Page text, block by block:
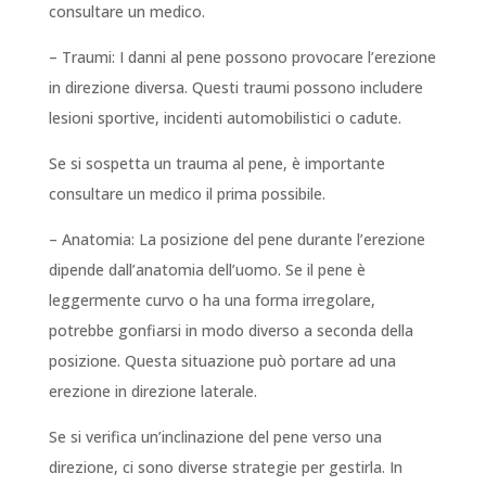
consultare un medico.
– Traumi: I danni al pene possono provocare l’erezione
in direzione diversa. Questi traumi possono includere
lesioni sportive, incidenti automobilistici o cadute.
Se si sospetta un trauma al pene, è importante
consultare un medico il prima possibile.
– Anatomia: La posizione del pene durante l’erezione
dipende dall’anatomia dell’uomo. Se il pene è
leggermente curvo o ha una forma irregolare,
potrebbe gonfiarsi in modo diverso a seconda della
posizione. Questa situazione può portare ad una
erezione in direzione laterale.
Se si verifica un’inclinazione del pene verso una
direzione, ci sono diverse strategie per gestirla. In